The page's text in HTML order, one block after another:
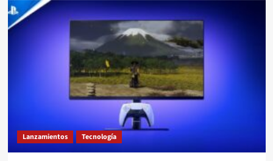
Lanzamientos Tecnología